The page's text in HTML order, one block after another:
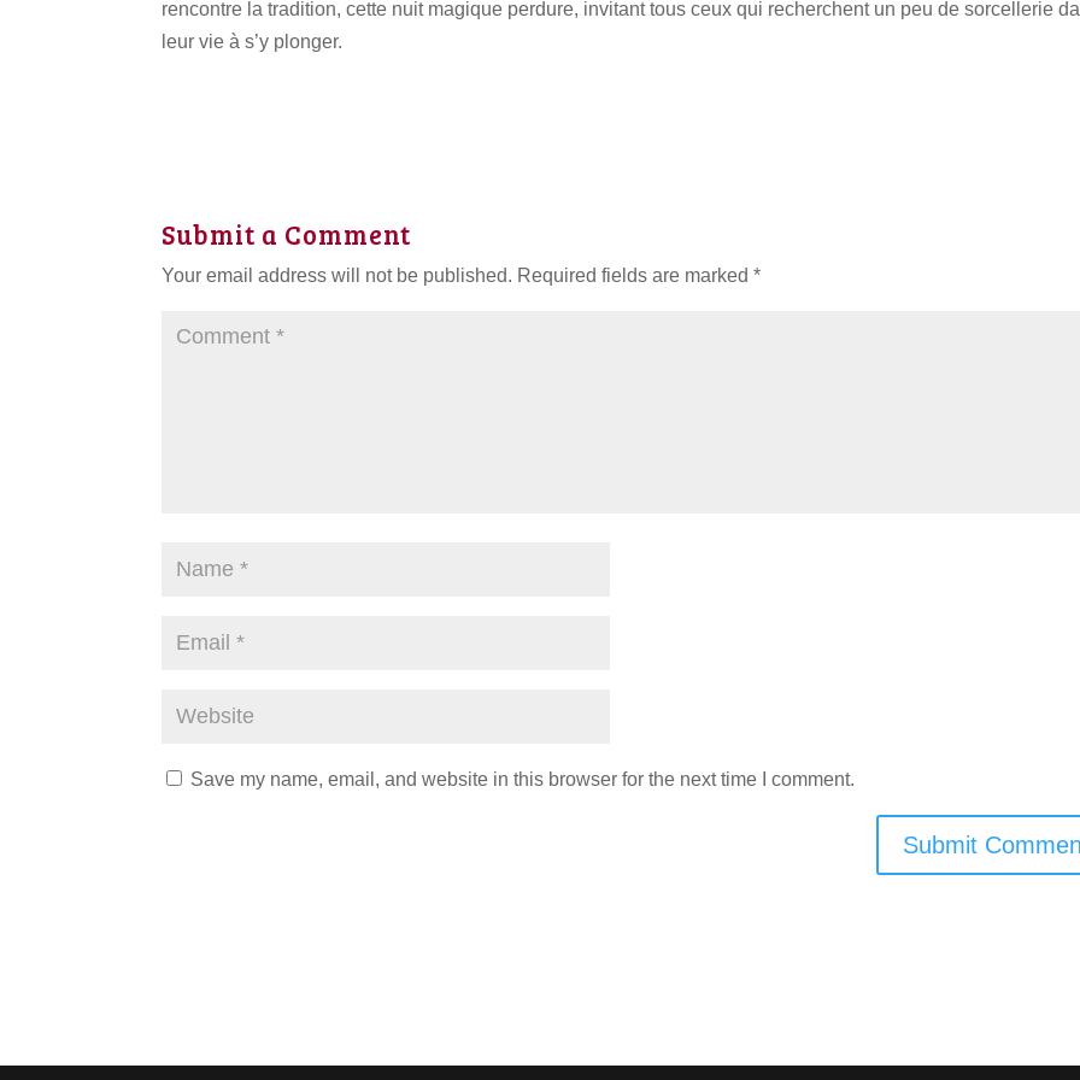
rencontre la tradition, cette nuit magique perdure, invitant tous ceux qui recherchent un peu de sorcellerie
leur vie à s’y plonger.
Submit a Comment
Your email address will not be published. Required fields are marked*
Save my name, email, and website in this browser for the next time I comment.